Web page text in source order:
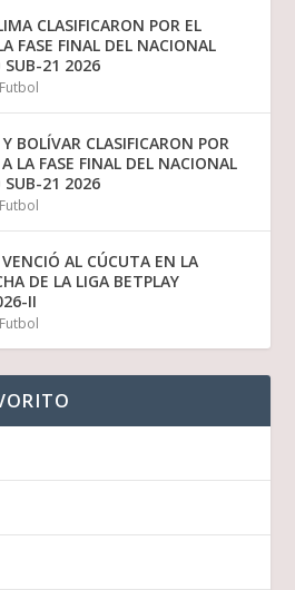
CLASIFICARON POR EL
FASE FINAL DEL NACIONAL
SUB-21 2026
Futbol
BOLÍVAR CLASIFICARON POR
LA FASE FINAL DEL NACIONAL
SUB-21 2026
Futbol
AL CÚCUTA EN LA
DE LA LIGA BETPLAY
II
Futbol